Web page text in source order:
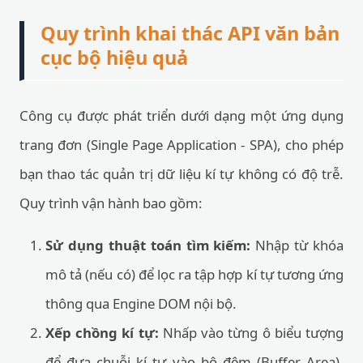
Quy trình khai thác API văn bản
cục bộ hiệu quả
Công cụ được phát triển dưới dạng một ứng dụng
trang đơn (Single Page Application - SPA), cho phép
bạn thao tác quản trị dữ liệu kí tự không có độ trễ.
Quy trình vận hành bao gồm:
Sử dụng thuật toán tìm kiếm: Nhập từ khóa
mô tả (nếu có) để lọc ra tập hợp kí tự tương ứng
thông qua Engine DOM nội bộ.
Xếp chồng kí tự: Nhấp vào từng ô biểu tượng